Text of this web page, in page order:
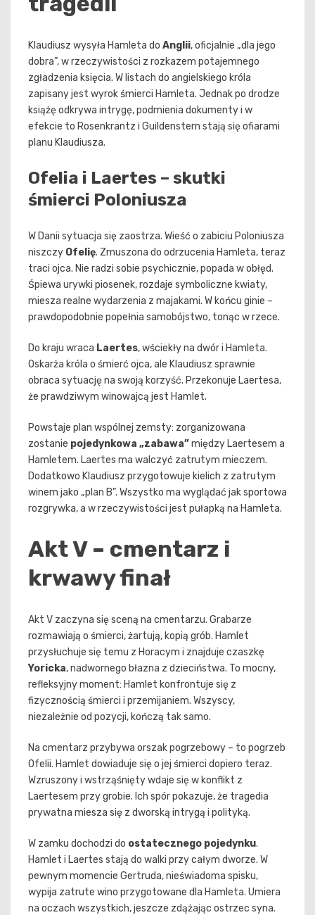
Klaudiusz wysyła Hamleta do Anglii, oficjalnie „dla jego
dobra”, w rzeczywistości z rozkazem potajemnego
zgładzenia księcia. W listach do angielskiego króla
zapisany jest wyrok śmierci Hamleta. Jednak po drodze
książę odkrywa intrygę, podmienia dokumenty i w
efekcie to Rosenkrantz i Guildenstern stają się ofiarami
planu Klaudiusza.
Ofelia i Laertes – skutki
śmierci Poloniusza
W Danii sytuacja się zaostrza. Wieść o zabiciu Poloniusza
niszczy Ofelię. Zmuszona do odrzucenia Hamleta, teraz
traci ojca. Nie radzi sobie psychicznie, popada w obłęd.
Śpiewa urywki piosenek, rozdaje symboliczne kwiaty,
miesza realne wydarzenia z majakami. W końcu ginie –
prawdopodobnie popełnia samobójstwo, tonąc w rzece.
Do kraju wraca Laertes, wściekły na dwór i Hamleta.
Oskarża króla o śmierć ojca, ale Klaudiusz sprawnie
obraca sytuację na swoją korzyść. Przekonuje Laertesa,
że prawdziwym winowajcą jest Hamlet.
Powstaje plan wspólnej zemsty: zorganizowana
zostanie pojedynkowa „zabawa”między Laertesem a
Hamletem. Laertes ma walczyć zatrutym mieczem.
Dodatkowo Klaudiusz przygotowuje kielich z zatrutym
winem jako „plan B”. Wszystko ma wyglądać jak sportowa
rozgrywka, a w rzeczywistości jest pułapką na Hamleta.
Akt V – cmentarz i
krwawy finał
Akt V zaczyna się sceną na cmentarzu. Grabarze
rozmawiają o śmierci, żartują, kopią grób. Hamlet
przysłuchuje się temu z Horacym i znajduje czaszkę
Yoricka, nadwornego błazna z dzieciństwa. To mocny,
refleksyjny moment: Hamlet konfrontuje się z
fizycznością śmierci i przemijaniem. Wszyscy,
niezależnie od pozycji, kończą tak samo.
Na cmentarz przybywa orszak pogrzebowy – to pogrzeb
Ofelii. Hamlet dowiaduje się o jej śmierci dopiero teraz.
Wzruszony i wstrząśnięty wdaje się w konflikt z
Laertesem przy grobie. Ich spór pokazuje, że tragedia
prywatna miesza się z dworską intrygą i polityką.
W zamku dochodzi do ostatecznego pojedynku.
Hamlet i Laertes stają do walki przy całym dworze. W
pewnym momencie Gertruda, nieświadoma spisku,
wypija zatrute wino przygotowane dla Hamleta. Umiera
na oczach wszystkich, jeszcze zdążając ostrzec syna.